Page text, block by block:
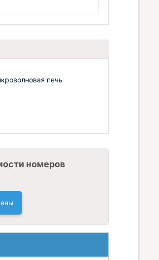
печь
номеров